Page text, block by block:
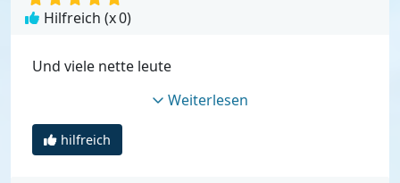
Hilfreich (x0)
Und viele nette leute
Weiterlesen
hilfreich